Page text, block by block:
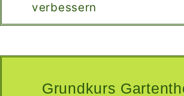
verbessern
Grundkurs